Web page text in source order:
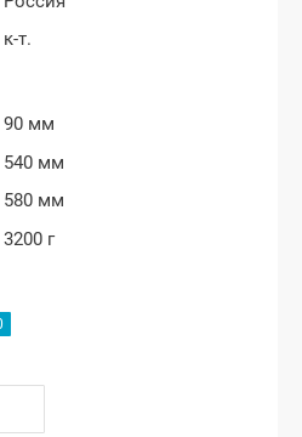
к-т.
90 мм
540 мм
580 мм
3200 г